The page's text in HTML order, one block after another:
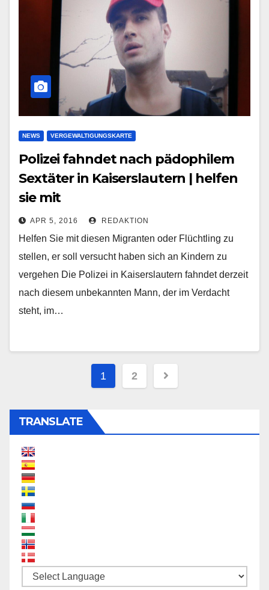
NEWS VERGEWALTIGUNGSKARTE
Polizei fahndet nach pädophilem
Sextäter in Kaiserslautern | helfen
sie mit
APR 5, 2016 REDAKTION
Helfen Sie mit diesen Migranten oder Flüchtling zu
stellen, er soll versucht haben sich an Kindern zu
vergehen Die Polizei in Kaiserslautern fahndet derzeit
nach diesem unbekannten Mann, der im Verdacht
steht, im…
Beitragsnavigation
1 2
TRANSLATE